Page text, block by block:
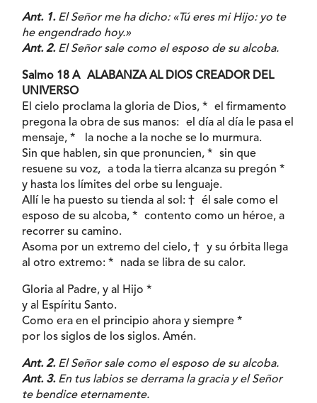
Ant. 1.El Señor me ha dicho: «Tú eres mi Hijo: yo te
he engendrado hoy.»
Ant. 2.El Señor sale como el esposo de su alcoba.
Salmo 18 A ALABANZA AL DIOS CREADOR DEL
UNIVERSO
El cielo proclama la gloria de Dios, * el firmamento
pregona la obra de sus manos: el día al día le pasa el
mensaje, * la noche a la noche se lo murmura.
Sin que hablen, sin que pronuncien, * sin que
resuene su voz, a toda la tierra alcanza su pregón *
y hasta los límites del orbe su lenguaje.
Allí le ha puesto su tienda al sol: † él sale como el
esposo de su alcoba, * contento como un héroe, a
recorrer su camino.
Asoma por un extremo del cielo, † y su órbita llega
al otro extremo: * nada se libra de su calor.
Gloria al Padre, y al Hijo *
y al Espíritu Santo.
Como era en el principio ahora y siempre *
por los siglos de los siglos. Amén.
Ant. 2.El Señor sale como el esposo de su alcoba.
Ant. 3.En tus labios se derrama la gracia y el Señor
te bendice eternamente.